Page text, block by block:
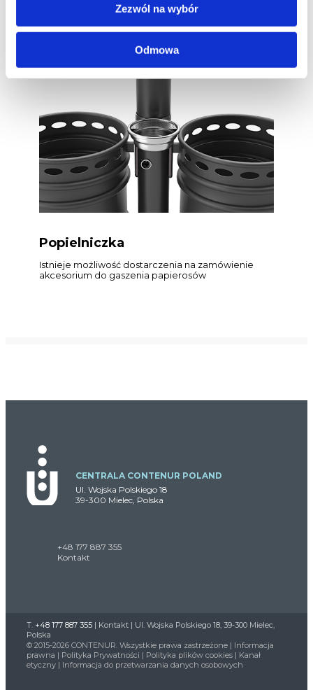
Zezwól na wybór
Odmowa
Akcesoria
Popielniczka
Istnieje możliwość dostarczenia na zamówienie
akcesorium do gaszenia papierosów
CENTRALA CONTENUR POLAND
Ul. Wojska Polskiego 18
39-300 Mielec, Polska
+48 177 887 355
Kontakt
T. +48 177 887 355 | Kontakt | Ul. Wojska Polskiego 18, 39-300 Mielec,
Polska
© 2015-2026 CONTENUR. Wszystkie prawa zastrzeżone | Informacja
prawna | Polityka Prywatności | Polityka plików cookies | Kanał
etyczny | Informacja do przetwarzania danych osobowych